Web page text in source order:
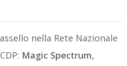
nella Rete Nazionale
Magic Spectrum,